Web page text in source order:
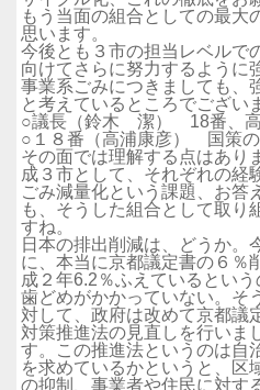
もう当面の組合としての最大
思います。
今後とも３市の担当レベルで
向けてさらに努力するように
事業系ごみにつきましても、
と考えているところでござい
○議長（鈴木 潔） 18番、高
○１８番（高浦康彦） 国策の
その面では理解する点はあり
成３市として、それぞれの経
ごみ減量化という課題、お答
も、そうした組合として取り
すね。
日本の排出削減は、どうか。
に、本当に京都議定書の６％
成２年6.2％ふえているとい
歯どめがかかっていない。そ
対して、政府は改めて京都議
対策推進法の見直しを行いま
す。この推進法というのは自
を求めているかというと、区
の抑制、事業者や住民に対す